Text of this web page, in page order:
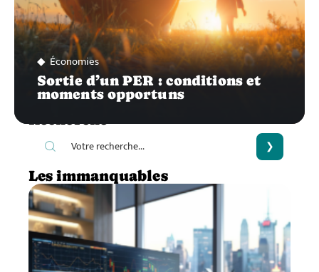
Économies
Sortie d’un PER : conditions et
moments opportuns
Les immanquables